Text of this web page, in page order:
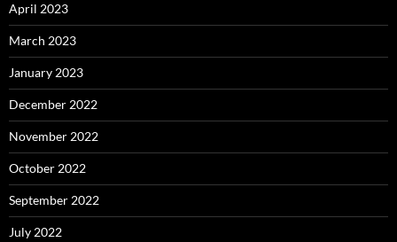
April 2023
March 2023
January 2023
December 2022
November 2022
October 2022
September 2022
July 2022